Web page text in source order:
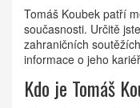
Tomáš Koubek patří
současnosti. Určitě
zahraničních
informace o jeho
Kdo je Tomáš